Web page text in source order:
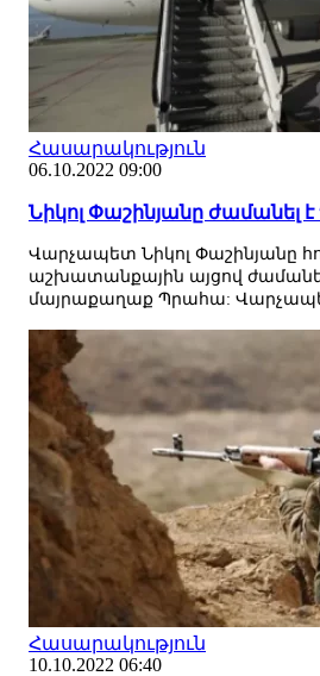
Հասարակություն
06.10.2022 09:00
Նիկոլ Փաշինյանը ժամանել
Վարչապետ Նիկոլ Փաշինյանը
աշխատանքային այցով
մայրաքաղաք Պրահա:
Հասարակություն
10.10.2022 06:40